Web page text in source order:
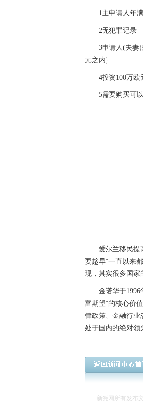
1主申请人年满
2无犯罪记录
3申请人(夫妻)须
元之内)
4投资100万欧
5需要购买可以
爱尔兰移民提高
要趁早”一直以来
现，其实很多国家
金诺华于1996年
富期望”的核心价
律政策、金融行业
处于国内的绝对领
新尧网所有发布文